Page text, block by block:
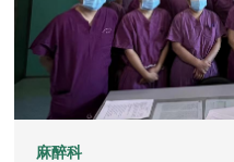
麻醉科